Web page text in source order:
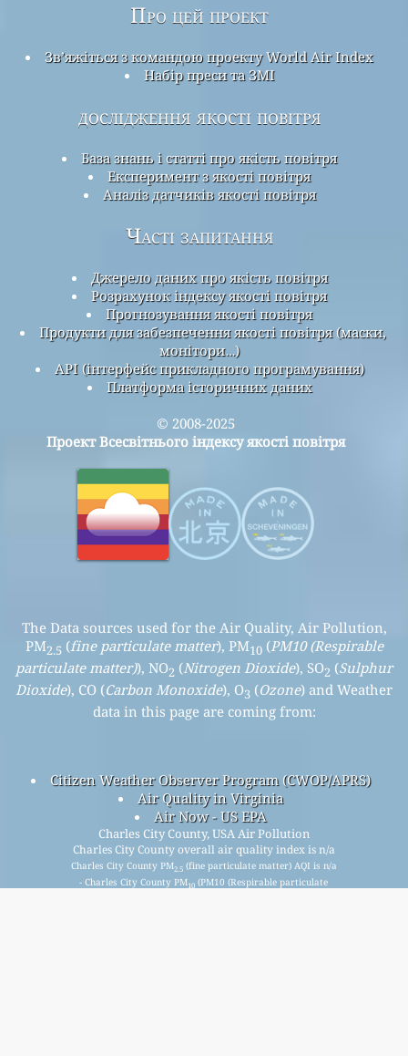
Про цей проект
Зв’яжіться з командою проекту World Air Index
Набір преси та ЗМІ
дослідження якості повітря
База знань і статті про якість повітря
Експеримент з якості повітря
Аналіз датчиків якості повітря
Часті запитання
Джерело даних про якість повітря
Розрахунок індексу якості повітря
Прогнозування якості повітря
Продукти для забезпечення якості повітря (маски,
монітори…)
API (інтерфейс прикладного програмування)
Платформа історичних даних
© 2008-2025
Проект Всесвітнього індексу якості повітря
The Data sources used for the Air Quality, Air Pollution,
PM2.5 (fine particulate matter), PM10(PM10 (Respirable
particulate matter)), NO2 (Nitrogen Dioxide), SO2 (Sulphur
Dioxide), CO (Carbon Monoxide), O3 (Ozone) and Weather
data in this page are coming from:
Citizen Weather Observer Program (CWOP/APRS)
Air Quality in Virginia
Air Now - US EPA
Charles City County, USA Air Pollution
Charles City County overall air quality index is n/a
Charles City County PM2.5(fine particulate matter) AQI is n/a
- Charles City County PM10 (PM10 (Respirable particulate